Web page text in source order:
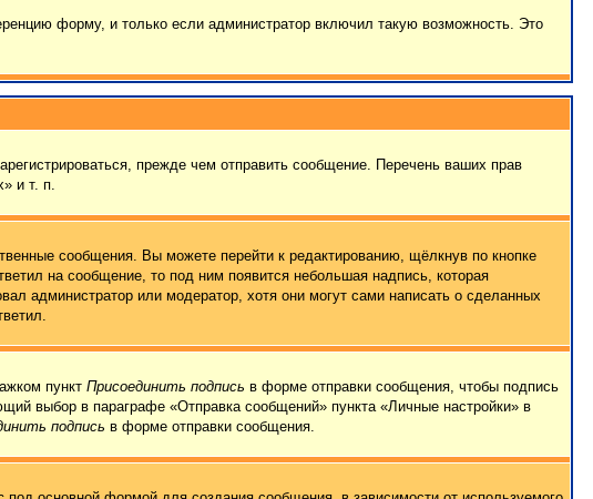
форму, и только если администратор включил такую возможность. Это
прежде чем отправить сообщение. Перечень ваших прав
и т. п.
сообщения. Вы можете перейти к редактированию, щёлкнув по кнопке
на сообщение, то под ним появится небольшая надпись, которая
администратор или модератор, хотя они могут сами написать о сделанных
пункт Присоединить подпись в форме отправки сообщения, чтобы подпись
выбор в параграфе «Отправка сообщений» пункта «Личные настройки» в
подпись в форме отправки сообщения.